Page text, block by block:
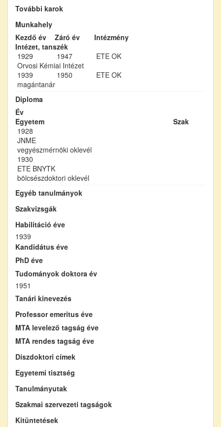
További karok
Munkahely
Kezdő év
Záró év
Intézmény
Intézet, tanszék
1929
1947
ETE OK
Orvosi Kémiai Intézet
1939
1950
ETE OK
magántanár
Diploma
Év
Egyetem
Szak
1928
JNME
vegyészmérnöki oklevél
1930
ETE BNYTK
bölcsészdoktori oklevél
Egyéb tanulmányok
Szakvizsgák
Habilitáció éve
1939
Kandidátus éve
PhD éve
Tudományok doktora év
1951
Tanári kinevezés
Professor emeritus éve
MTA levelező tagság éve
MTA rendes tagság éve
Díszdoktori címek
Egyetemi tisztség
Tanulmányutak
Szakmai szervezeti tagságok
Kitüntetések